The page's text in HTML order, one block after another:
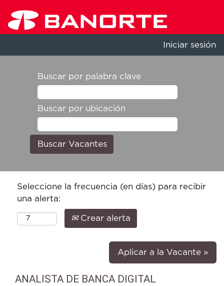
Iniciar sesión
Buscar por palabra clave
Buscar por ubicación
Seleccione la frecuencia (en días) para recibir
una alerta:
Crear alerta
Aplicar a la Vacante »
ANALISTA DE BANCA DIGITAL